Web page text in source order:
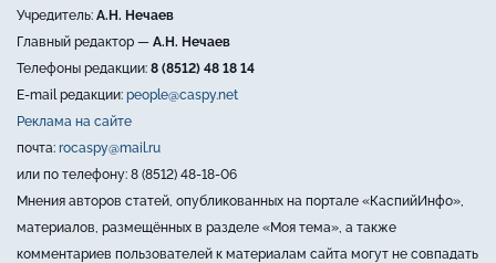
Учредитель: А.Н. Нечаев
Главный редактор — А.Н. Нечаев
Телефоны редакции: 8 (8512) 48 18 14
E-mail редакции: people@caspy.net
Реклама на сайте
почта: rocaspy@mail.ru
или по телефону: 8 (8512) 48-18-06
Мнения авторов статей, опубликованных на портале «КаспийИнфо»,
материалов, размещённых в разделе «Моя тема», а также
комментариев пользователей к материалам сайта могут не совпадать